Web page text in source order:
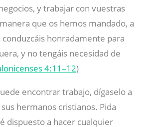
y trabajar con vuestras
que os hemos mandado, a
honradamente para
y no tengáis necesidad de
4:11–12)
encontrar trabajo, dígaselo a
hermanos cristianos. Pida
dispuesto a hacer cualquier